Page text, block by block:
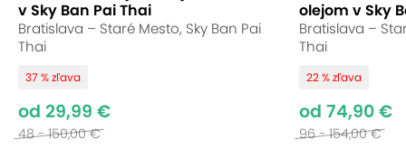
dochádza k redukcii jemných vrások.
Relaxačná masáž chodidiel
chodidiel. Tento druh masáže uvoľňuje napätie v
nohách a uľavuje unaveným nohám. Taktiež sa
v Sky Ban Pai Thai
Bratislava – Staré Mesto, Sky Ban Pai
Thai
37 % zľava
od 29,99 €
48 - 150,00 €
olejom v Sky
Bratislava –
Thai
22 % zľava
od 74,90 €
96 - 154,00 €